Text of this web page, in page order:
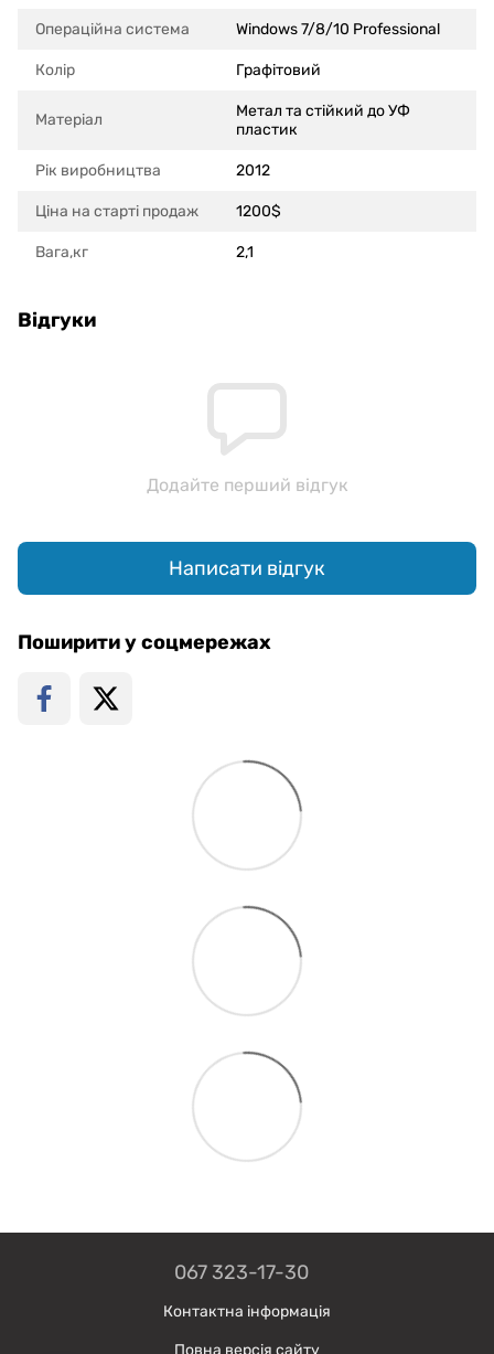
Операційна система Windows 7/8/10 Professional
Колір Графітовий
Матеріал
Метал та стійкий до УФ
пластик
Рік виробництва 2012
Ціна на старті продаж 1200$
Вага,кг 2,1
Відгуки
Додайте перший відгук
Написати відгук
Поширити у соцмережах
067 323-17-30
Контактна інформація